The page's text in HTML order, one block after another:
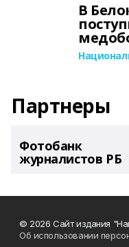
В
Партнеры
Фотобанк
журналистов РБ
© 2026 Сайт издания
Об использовании